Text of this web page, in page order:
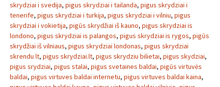
skrydziai i svedija, pigus skrydziai i tailanda, pigus skrydziai i
tenerife, pigus skrydziai i turkija, pigus skrydziai i vilniu, pigus
skrydziai i vokietija, pigūs skrydžiai iš kauno, pigus skrydziai is
londono, pigus skrydziai is palangos, pigus skrydziai is rygos, pigūs
skrydžiai iš vilniaus, pigus skrydziai londonas, pigus skrydziai
skrendu lt, pigus skrydziai.lt, pigus skrydziu bilietai, pigus skydziai,
pigus srydziai, pigus stalai, pigus svetaines baldai, pigūs virtuvės
baldai, pigus virtuves baldai internetu, pigus virtuves baldai kaina,